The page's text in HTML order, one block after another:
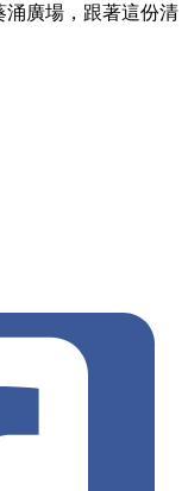
涌廣場，跟著這份清